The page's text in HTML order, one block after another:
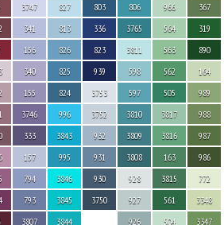
3747
341
156
340
155
3746
333
157
794
793
3807
827
813
826
825
824
996
3843
995
3846
3845
3844
803
336
823
939
3753
3752
932
931
930
3750
806
3765
3811
598
597
3810
3809
3808
928
927
926
966
564
563
562
505
3817
3816
163
3815
561
504
367
319
890
164
989
988
987
986
772
3348
3347